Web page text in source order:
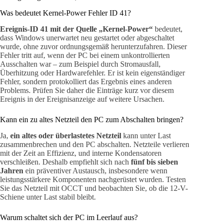
Was bedeutet Kernel-Power Fehler ID 41?
Ereignis-ID 41 mit der Quelle „Kernel-Power“ bedeutet,
dass Windows unerwartet neu gestartet oder abgeschaltet
wurde, ohne zuvor ordnungsgemäß herunterzufahren. Dieser
Fehler tritt auf, wenn der PC bei einem unkontrollierten
Ausschalten war – zum Beispiel durch Stromausfall,
Überhitzung oder Hardwarefehler. Er ist kein eigenständiger
Fehler, sondern protokolliert das Ergebnis eines anderen
Problems. Prüfen Sie daher die Einträge kurz vor diesem
Ereignis in der Ereignisanzeige auf weitere Ursachen.
Kann ein zu altes Netzteil den PC zum Abschalten bringen?
Ja, ein altes oder überlastetes Netzteil kann unter Last
zusammenbrechen und den PC abschalten. Netzteile verlieren
mit der Zeit an Effizienz, und interne Kondensatoren
verschleißen. Deshalb empfiehlt sich nach fünf bis sieben
Jahren ein präventiver Austausch, insbesondere wenn
leistungsstärkere Komponenten nachgerüstet wurden. Testen
Sie das Netzteil mit OCCT und beobachten Sie, ob die 12-V-
Schiene unter Last stabil bleibt.
Warum schaltet sich der PC im Leerlauf aus?